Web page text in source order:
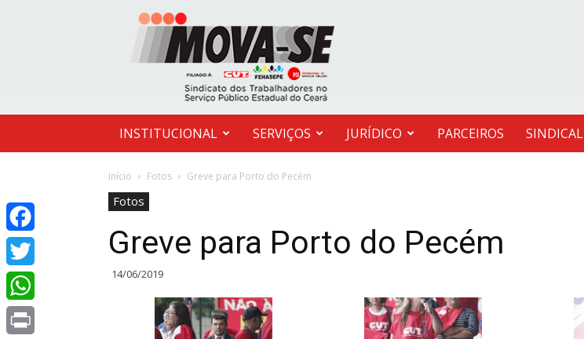
MOVA-
SE
INSTITUCIONAL SERVIÇOS JURÍDICO PARCEIROS
Início Fotos Greve para Porto do Pecém
Fotos
Greve para Porto do Pecém
14/06/2019
Facebook
Twitter
WhatsApp